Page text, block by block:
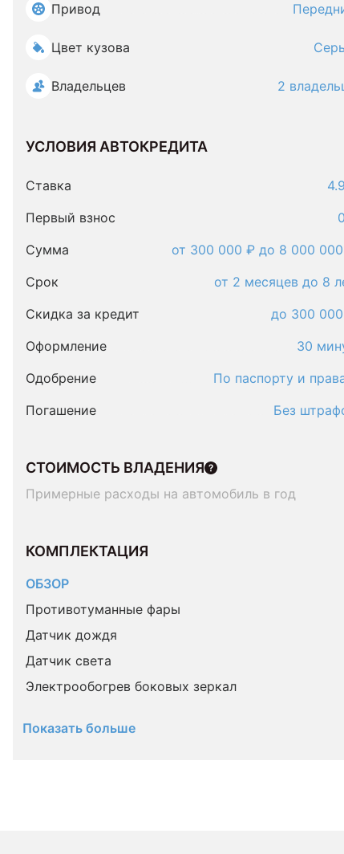
Привод
Цвет кузова
Владельцев 2
УСЛОВИЯ АВТОКРЕДИТА
Ставка
Первый взнос
Сумма
от 300 000 ₽ до 8 000
Срок
от 2 месяцев до 8
Скидка за кредит
до 300
Оформление
30
Одобрение
По паспорту и
Погашение
Без
СТОИМОСТЬ ВЛАДЕНИЯ
Примерные расходы на автомобиль в год
КОМПЛЕКТАЦИЯ
ОБЗОР
Противотуманные фары
Датчик дождя
Датчик света
Электрообогрев боковых зеркал
Показать больше